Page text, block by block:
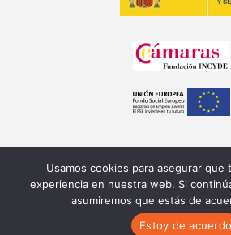
Copyright © 2026 Fundación
Usamos cookies para asegurar que
experiencia en nuestra web. Si
asumiremos que estás de
Estoy de acuerdo